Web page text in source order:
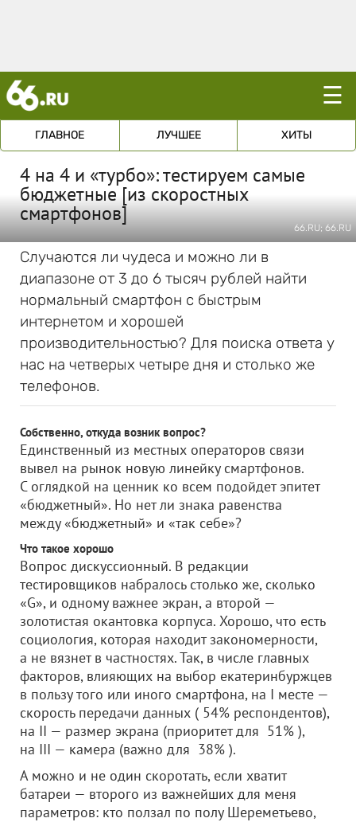
☰
ГЛАВНОЕ ЛУЧШЕЕ ХИТЫ
4 на 4 и «турбо»: тестируем самые
бюджетные [из скоростных
смартфонов]
66.RU; 66.RU
Случаются ли чудеса и можно ли в
диапазоне от 3 до 6 тысяч рублей найти
нормальный смартфон с быстрым
интернетом и хорошей
производительностью? Для поиска ответа у
нас на четверых четыре дня и столько же
телефонов.
Собственно, откуда возник вопрос?
Единственный из местных операторов связи
вывел на рынок новую линейку смартфонов.
С оглядкой на ценник ко всем подойдет эпитет
«бюджетный». Но нет ли знака равенства
между «бюджетный» и «так себе»?
Что такое хорошо
Вопрос дискуссионный. В редакции
тестировщиков набралось столько же, сколько
«G», и одному важнее экран, а второй —
золотистая окантовка корпуса. Хорошо, что есть
социология, которая находит закономерности,
а не вязнет в частностях. Так, в числе главных
факторов, влияющих на выбор екатеринбуржцев
в пользу того или иного смартфона, на I месте —
скорость передачи данных ( 54% респондентов),
на II — размер экрана (приоритет для 51% ),
на III — камера (важно для 38% ).
А можно и не один скоротать, если хватит
батареи — второго из важнейших для меня
параметров: кто ползал по полу Шереметьево,